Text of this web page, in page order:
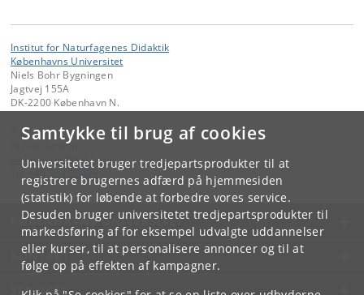
Samtykke til brug af cookies
Universitetet bruger tredjepartsprodukter til at
registrere brugernes adfærd på hjemmesiden
(statistik) for løbende at forbedre vores service.
Desuden bruger universitetet tredjepartsprodukter til
markedsføring af for eksempel udvalgte uddannelser
eller kurser, til at personalisere annoncer og til at
følge op på effekten af kampagner.
Institut for Naturfagenes Didaktik
Københavns Universitet
Niels Bohr Bygningen
Jagtvej 155A
DK-2200 København N.
Kontakt:
IND-webmaster
webmaster@ind.ku. dk
KØBENHAVNS UNIVERSITET
KONTAKT
SERVICES